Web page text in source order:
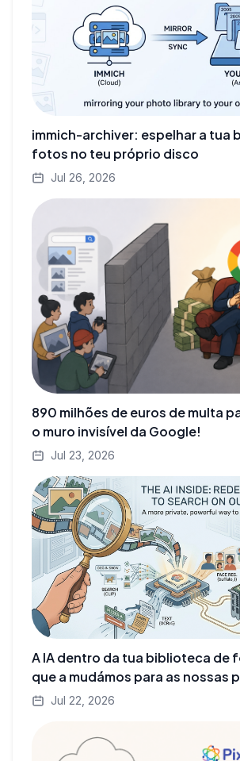
immich-archiver: espelhar a tua
fotos no teu próprio disco
Jul 26, 2026
890 milhões de euros de multa
o muro invisível da Google!
Jul 23, 2026
A IA dentro da tua biblioteca de
que a mudámos para as nossas
Jul 22, 2026